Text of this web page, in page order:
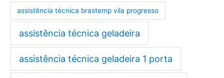
assistência técnica brastemp vila progresso
assistência técnica geladeira
assistência técnica geladeira 1 porta